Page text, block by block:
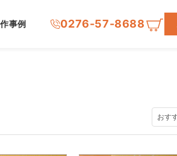
事例 0276-57-8688
おす